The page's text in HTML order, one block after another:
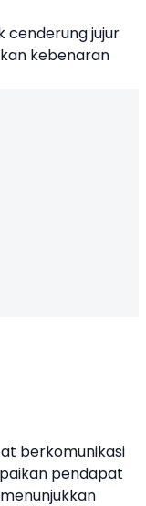
cenderung jujur
kebenaran
berkomunikasi
pendapat